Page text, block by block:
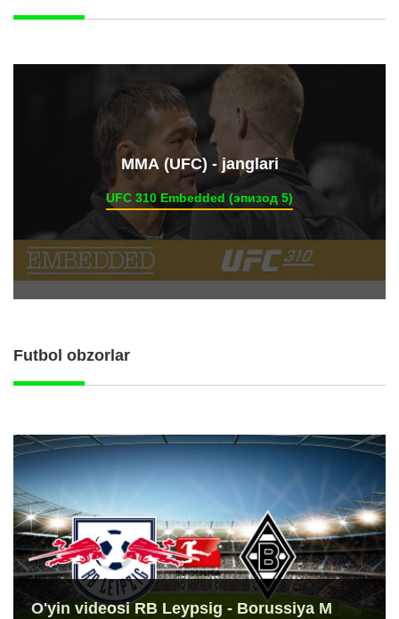
ММА (UFC) - janglari
UFC 310 Embedded (эпизод 5)
Futbol obzorlar
O'yin videosi RB Leypsig - Borussiya M